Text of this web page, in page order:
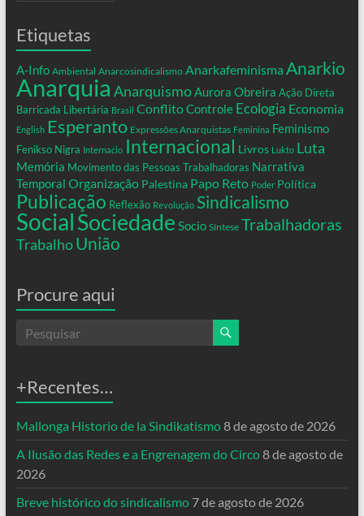
Etiquetas
A-Info Ambiental Anarcosindicalismo Anarkafeminisma Anarkio
Anarquia AnarquismoAurora Obreira Ação Direta
Barricada Libertária Brasil ConflitoControle Ecologia Economia
English Esperanto Expressões Anarquistas Feminina Feminismo
Fenikso Nigra Internacio Internacional Livros Lukto Luta
Memória Movimento das Pessoas Trabalhadoras Narrativa
Temporal Organização Palestina Papo Reto Poder Política
Publicação Reflexão Revolução Sindicalismo
SocialSociedade Socio Síntese Trabalhadoras
Trabalho União
Procure aqui
+Recentes…
Mallonga Historio de la Sindikatismo8 de agosto de 2026
A Ilusão das Redes e a Engrenagem do Circo8 de agosto de
2026
Breve histórico do sindicalismo 7 de agosto de 2026